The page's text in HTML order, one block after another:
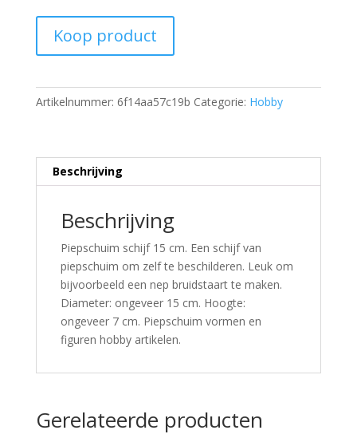
Koop product
Artikelnummer: 6f14aa57c19b Categorie: Hobby
Beschrijving
Beschrijving
Piepschuim schijf 15 cm. Een schijf van
piepschuim om zelf te beschilderen. Leuk om
bijvoorbeeld een nep bruidstaart te maken.
Diameter: ongeveer 15 cm. Hoogte:
ongeveer 7 cm. Piepschuim vormen en
figuren hobby artikelen.
Gerelateerde producten